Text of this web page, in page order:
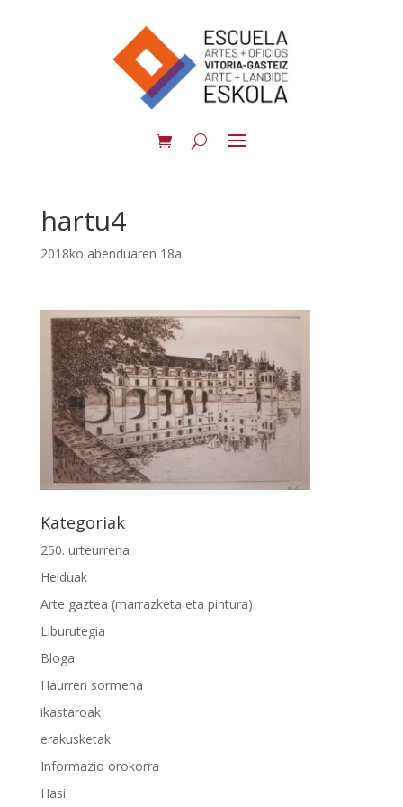
hartu4
2018ko abenduaren 18a
Kategoriak
250. urteurrena
Helduak
Arte gaztea (marrazketa eta pintura)
Liburutegia
Bloga
Haurren sormena
ikastaroak
erakusketak
Informazio orokorra
Hasi